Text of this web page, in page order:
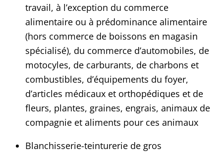
travail, à l’exception du commerce
alimentaire ou à prédominance alimentaire
(hors commerce de boissons en magasin
spécialisé), du commerce d’automobiles, de
motocyles, de carburants, de charbons et
combustibles, d’équipements du foyer,
d’articles médicaux et orthopédiques et de
fleurs, plantes, graines, engrais, animaux de
compagnie et aliments pour ces animaux
Blanchisserie-teinturerie de gros